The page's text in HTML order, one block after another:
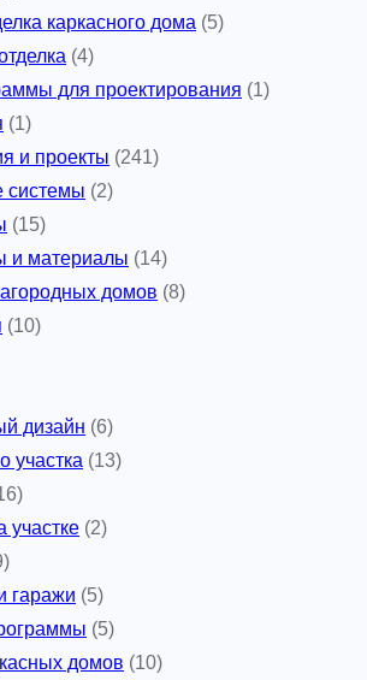
каркасного дома (5)
(4)
для проектирования (1)
(1)
и проекты (241)
системы (2)
(15)
и материалы (14)
домов (8)
(10)
дизайн (6)
участка (13)
участке (2)
гаражи (5)
(5)
домов (10)